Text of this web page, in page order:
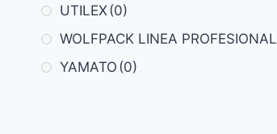
UTILEX(0)
WOLFPACK LINEA PROFESIONAL
YAMATO (0)